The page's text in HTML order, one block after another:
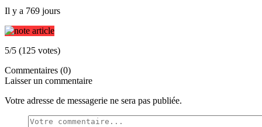
Il y a 769 jours
5/5 (125 votes)
Commentaires (0)
Laisser un commentaire
Votre adresse de messagerie ne sera pas publiée.